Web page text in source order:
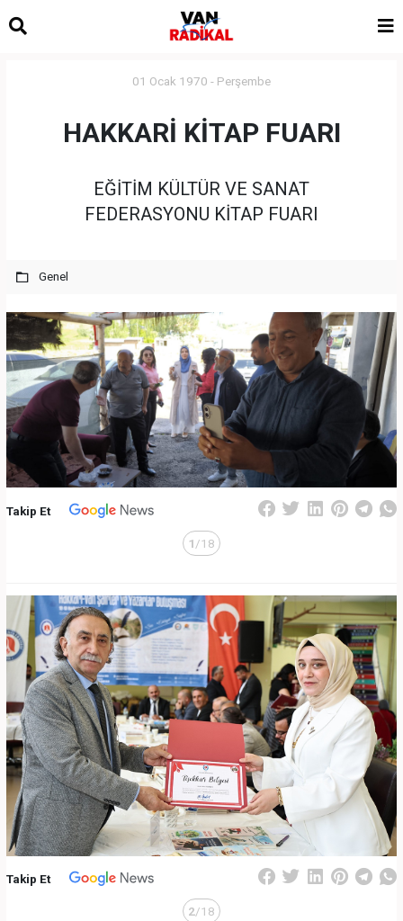
01 Ocak 1970 - Perşembe
HAKKARİ KİTAP FUARI
EĞİTİM KÜLTÜR VE SANAT
FEDERASYONU KİTAP FUARI
Genel
Takip Et
1/18
Takip Et
2/18